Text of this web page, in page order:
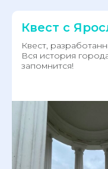
Квест с
Квест,
Вся история
запомнится!